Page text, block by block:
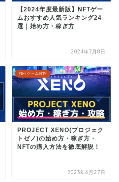
【2024年度最新版】NFTゲー
ムおすすめ人気ランキング24
選｜始め方・稼ぎ方
2024年7月8日
NFTゲーム攻略
PROJECT XENO(プロジェク
トゼノ)の始め方・稼ぎ方・
NFTの購入方法を徹底解説！
2023年6月27日